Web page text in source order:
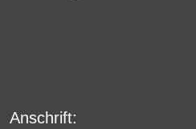
Anschrift: